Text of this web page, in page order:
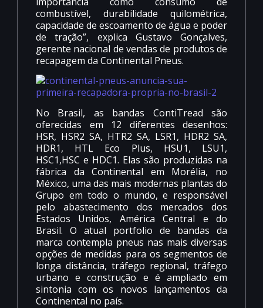
combustível, durabilidade quilométrica,
capacidade de escoamento de água e poder
de tração”, explica Gustavo Gonçalves,
gerente nacional de vendas de produtos de
recapagem da Continental Pneus.
No Brasil, as bandas ContiTread são
oferecidas em 12 diferentes desenhos:
HSR, HSR2 SA, HTR2 SA, LSR1, HDR2 SA,
HDR1, HTL Eco Plus, HSU1, LSU1,
HSC1,HSC e HDC1. Elas são produzidas na
fábrica da Continental em Morélia, no
México, uma das mais modernas plantas do
Grupo em todo o mundo, e responsável
pelo abastecimento dos mercados dos
Estados Unidos, América Central e do
Brasil. O atual portfolio de bandas da
marca contempla pneus nas mais diversas
opções de medidas para os segmentos de
longa distância, tráfego regional, tráfego
urbano e construção e é ampliado em
sintonia com os novos lançamentos da
Continental no país.